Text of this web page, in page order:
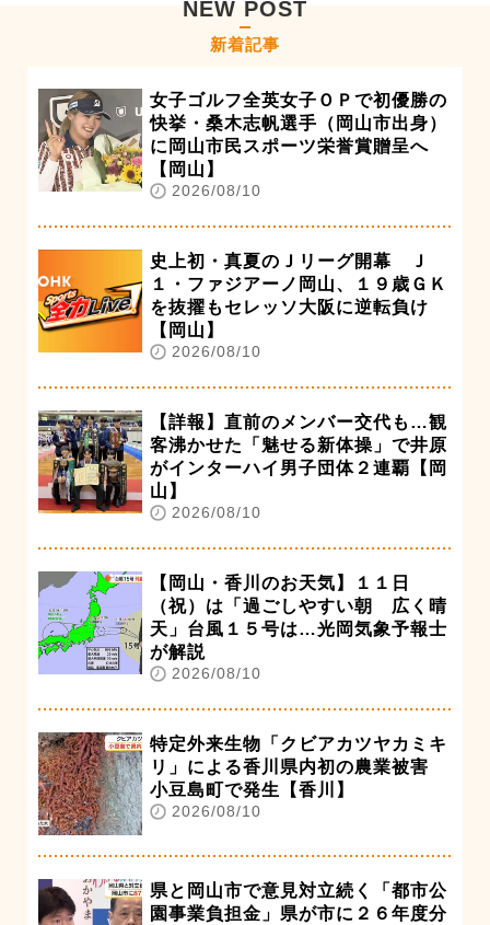
NEW POST
新着記事
女子ゴルフ全英女子ＯＰで初優勝の
快挙・桑木志帆選手（岡山市出身）
に岡山市民スポーツ栄誉賞贈呈へ
【岡山】
2026/08/10
史上初・真夏のＪリーグ開幕 Ｊ
１・ファジアーノ岡山、１９歳ＧＫ
を抜擢もセレッソ大阪に逆転負け
【岡山】
2026/08/10
【詳報】直前のメンバー交代も…観
客沸かせた「魅せる新体操」で井原
がインターハイ男子団体２連覇【岡
山】
2026/08/10
【岡山・香川のお天気】１１日
（祝）は「過ごしやすい朝 広く晴
天」台風１５号は…光岡気象予報士
が解説
2026/08/10
特定外来生物「クビアカツヤカミキ
リ」による香川県内初の農業被害
小豆島町で発生【香川】
2026/08/10
県と岡山市で意見対立続く「都市公
園事業負担金」県が市に２６年度分